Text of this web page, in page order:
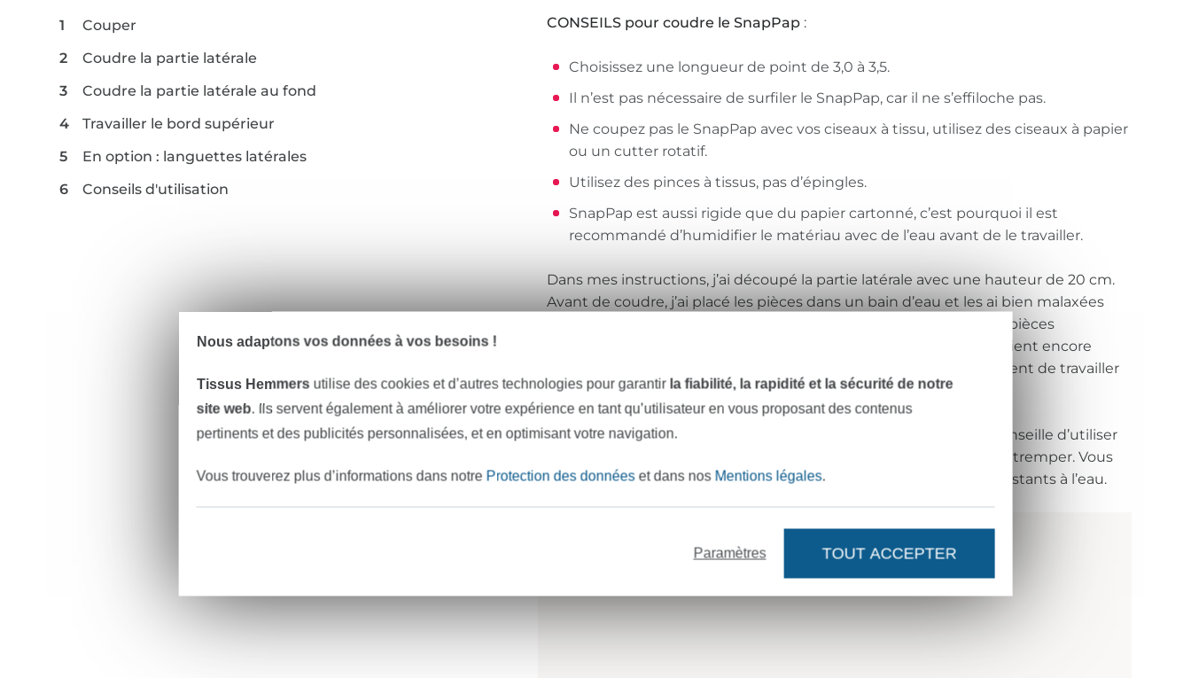
Couper
Coudre la partie latérale
Coudre la partie latérale au fond
Travailler le bord supérieur
En option : languettes latérales
Conseils d'utilisation
CONSEILS pour coudre le SnapPap :
Choisissez une longueur de point de 3,0 à 3,5.
Il n’est pas nécessaire de surfiler le SnapPap, car il ne s’effiloche pas.
Ne coupez pas le SnapPap avec vos ciseaux à tissu, utilisez des ciseaux à papier
ou un cutter rotatif.
Utilisez des pinces à tissus, pas d’épingles.
SnapPap est aussi rigide que du papier cartonné, c’est pourquoi il est
recommandé d’humidifier le matériau avec de l’eau avant de le travailler.
Dans mes instructions, j’ai découpé la partie latérale avec une hauteur de 20 cm.
Avant de coudre, j’ai placé les pièces dans un bain d’eau et les ai bien malaxées
jusqu’à ce qu’elles soient bien souples. Ensuite, j’ai tamponné les pièces
découpées avec un chiffon sec et je les ai cousues lorsqu’elles étaient encore
humides. Ces conseils en valent vraiment la peine, car ils permettent de travailler
le SnapPap à merveille.
Si vous souhaitez réaliser un flocage sur votre lanterne, je vous conseille d’utiliser
du film thermocollant et de repasser le tracé avant de le mettre à tremper. Vous
pouvez également utiliser de l’encre à tampon ou des feutres résistants à l’eau.
Nous adaptons vos données à vos besoins !
Tissus Hemmers utilise des cookies et d’autres technologies pour garantir la fiabilité, la rapidité et la sécurité de notre
site web. Ils servent également à améliorer votre expérience en tant qu’utilisateur en vous proposant des contenus
pertinents et des publicités personnalisées, et en optimisant votre navigation.
Vous trouverez plus d’informations dans notre Protection des donnéeset dans nos Mentions légales.
Paramètres TOUT ACCEPTER